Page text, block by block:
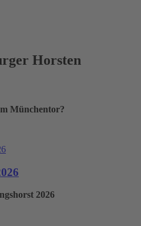
Horsten
Münchentor?
2026